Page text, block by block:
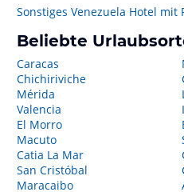
Sonstiges Venezuela Hotel mit
Beliebte
Caracas
Chichiriviche
Mérida
Valencia
El Morro
Macuto
Catia La Mar
San Cristóbal
Maracaibo